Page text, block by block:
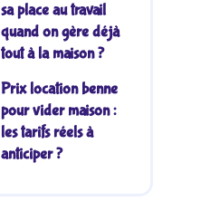
sa place au travail
quand on gère déjà
tout à la maison ?
Prix location benne
pour vider maison :
les tarifs réels à
anticiper ?